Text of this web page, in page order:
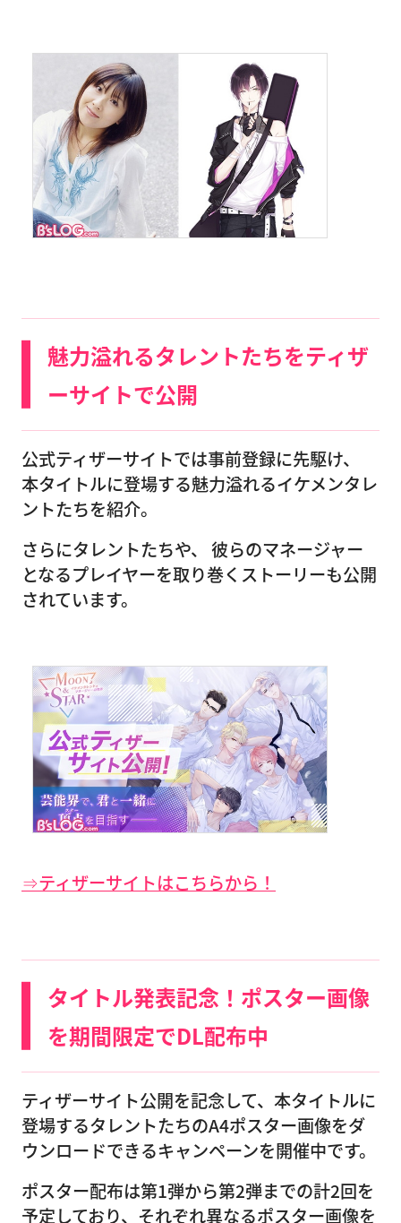
魅力溢れるタレントたちをティザ
ーサイトで公開
公式ティザーサイトでは事前登録に先駆け、
本タイトルに登場する魅力溢れるイケメンタレ
ントたちを紹介。
さらにタレントたちや、 彼らのマネージャー
となるプレイヤーを取り巻くストーリーも公開
されています。
⇒ティザーサイトはこちらから！
タイトル発表記念！ポスター画像
を期間限定でDL配布中
ティザーサイト公開を記念して、本タイトルに
登場するタレントたちのA4ポスター画像をダ
ウンロードできるキャンペーンを開催中です。
ポスター配布は第1弾から第2弾までの計2回を
予定しており、それぞれ異なるポスター画像を